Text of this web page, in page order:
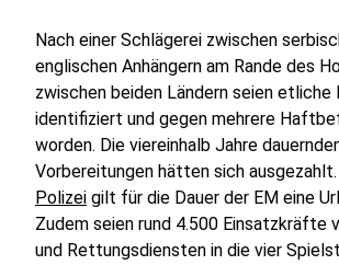
Nach einer Schlägerei zwischen
englischen Anhängern am Rande des
zwischen beiden Ländern seien
identifiziert und gegen mehrere
worden. Die viereinhalb Jahre
Vorbereitungen hätten sich ausgezahlt.
Polizei gilt für die Dauer der EM eine
Zudem seien rund 4.500 Einsatzkräfte
und Rettungsdiensten in die vier